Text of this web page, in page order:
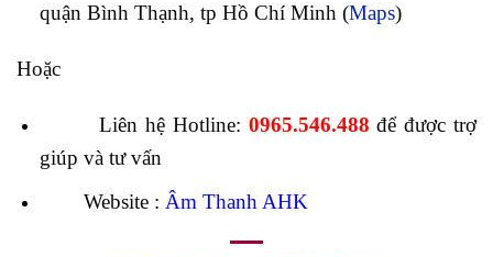
quận Bình Thạnh, tp Hồ Chí Minh (Maps)
Hoặc
Liên hệ Hotline: 0965.546.488 để được trợ
giúp và tư vấn
Website : Âm Thanh AHK